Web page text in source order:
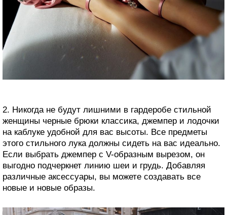
2. Никогда не будут лишними в гардеробе стильной
женщины черные брюки классика, джемпер и лодочки
на каблуке удобной для вас высоты. Все предметы
этого стильного лука должны сидеть на вас идеально.
Если выбрать джемпер с V-образным вырезом, он
выгодно подчеркнет линию шеи и грудь. Добавляя
различные аксессуары, вы можете создавать все
новые и новые образы.